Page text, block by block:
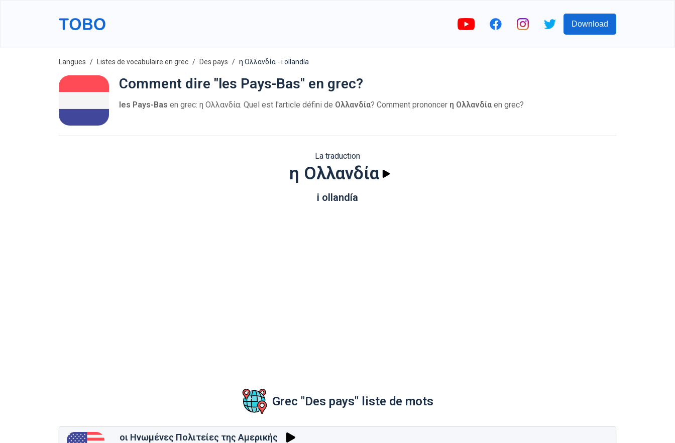
Download
Langues Listes de vocabulaire en grec Des pays η Ολλανδία - i ollandía
Comment dire "les Pays-Bas" en grec?
les Pays-Bas en grec: η Ολλανδία. Quel est l'article défini de Ολλανδία? Comment prononcer η Ολλανδία en grec?
La traduction
η Ολλανδία
i ollandía
Grec "Des pays" liste de mots
οι Ηνωμένες Πολιτείες της Αμερικής